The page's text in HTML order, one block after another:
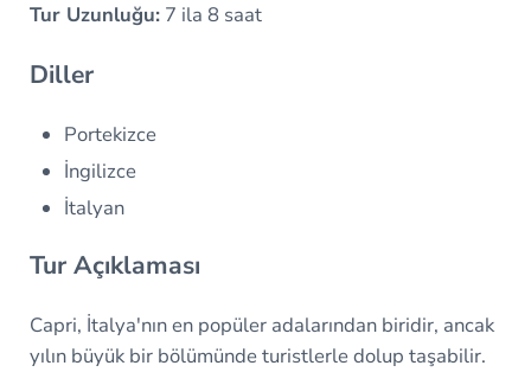
Tur Uzunluğu:7 ila 8 saat
Diller
Portekizce
İngilizce
İtalyan
Tur Açıklaması
Capri, İtalya'nın en popüler adalarından biridir, ancak
yılın büyük bir bölümünde turistlerle dolup taşabilir.